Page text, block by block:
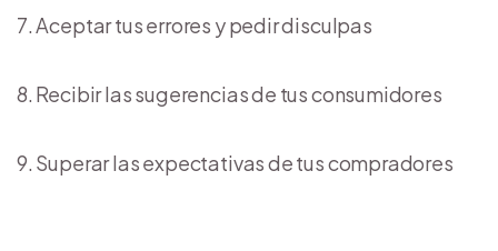
Aceptar tus errores y pedir disculpas
Recibir las sugerencias de tus consumidores
Superar las expectativas de tus compradores